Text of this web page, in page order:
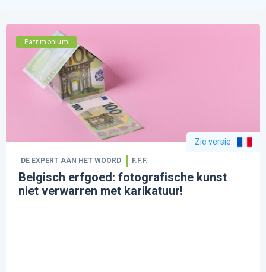
Patrimonium
Zie versie:
DE EXPERT AAN HET WOORD F.F.F.
Belgisch erfgoed: fotografische kunst
niet verwarren met karikatuur!